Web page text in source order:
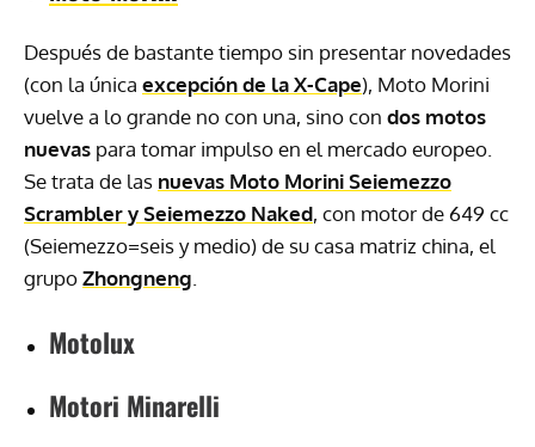
Después de bastante tiempo sin presentar novedades
(con la única excepción de la X-Cape), Moto Morini
vuelve a lo grande no con una, sino con dos motos
nuevas para tomar impulso en el mercado europeo.
Se trata de las nuevas Moto Morini Seiemezzo
Scrambler y Seiemezzo Naked, con motor de 649 cc
(Seiemezzo=seis y medio) de su casa matriz china, el
grupoZhongneng.
Motolux
Motori Minarelli